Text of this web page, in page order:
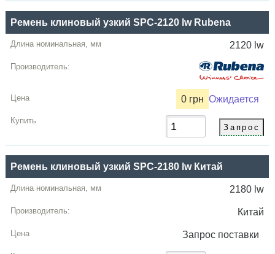
Ремень клиновый узкий SPC-2120 lw Rubena
2120 lw
0 грн Ожидается
Ремень клиновый узкий SPC-2180 lw Китай
2180 lw
Китай
Запрос поставки